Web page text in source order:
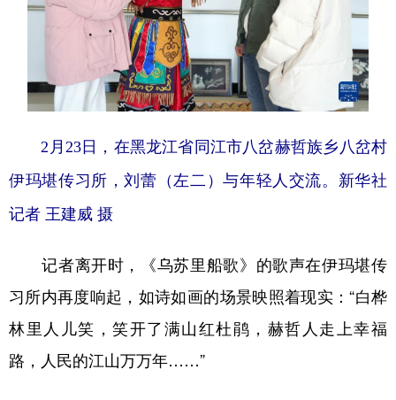
2月23日，在黑龙江省同江市八岔赫哲族乡八岔村
伊玛堪传习所，刘蕾（左二）与年轻人交流。新华社
记者 王建威 摄
记者离开时，《乌苏里船歌》的歌声在伊玛堪传
习所内再度响起，如诗如画的场景映照着现实：“白桦
林里人儿笑，笑开了满山红杜鹃，赫哲人走上幸福
路，人民的江山万万年……”